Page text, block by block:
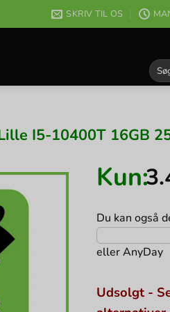
SKRIV TIL OS
Søg
efter:
I5-10400T 16GB
Kun:
Du kan også
ellerAnyDay
Udsolgt -